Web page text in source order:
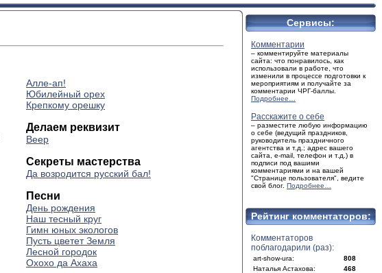
Алле-ап!
Юбилейный орех
Крепкому орешку
Делаем реквизит
Веер
Секреты мастерства
Да возродится русский бал!
Песни
День рождения
Наш тесный круг
Гимн юных экологов
Пусть цветет Земля
Лесной городок
Охохо да Ахаха
Сервисы:
Комментарии
– комментируйте материалы
сайта: что понравилось, как
использовали в работе, что
изменили в процессе подготовки к
мероприятиям и получайте за
комментарии ЧРГ-баллы.
Подробнее…
Расскажите о себе
– разместите любую информацию
о себе (ведущий праздников,
руководитель праздничного
агентства и т.д.; адрес вашего
сайта, e-mail, телефон и т.д.) в
подписи под вашими
комментариями и на вашей
"Странице пользователя", ведите
свой блог. Подробнее…
Рейтинг комментаторов:
Комментаторов
поблагодарили (раз):
art-show-ura:
808
Наталья Астахова:
468